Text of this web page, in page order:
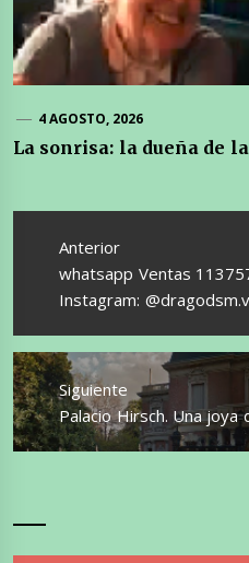
4 AGOSTO, 2026
La sonrisa: la dueña de
Navegación
entradas
Anterior
Entrada
anterior:
whatsapp Ventas
Instagram:
Siguiente
Entrada
siguiente:
Palacio Hirsch. Una joya